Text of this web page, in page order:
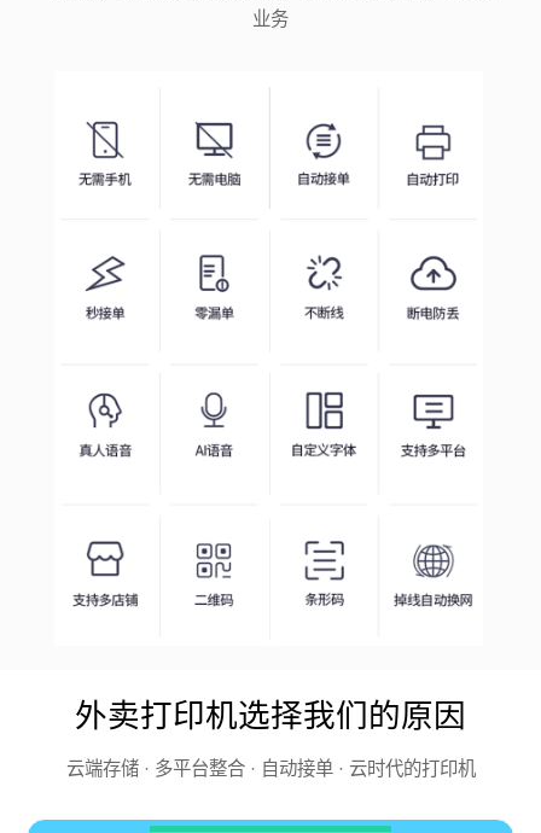
业务
外卖打印机选择我们的原因
云端存储 · 多平台整合 · 自动接单 · 云时代的打印机